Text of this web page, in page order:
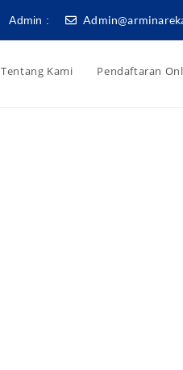
Admin :
Tentang Kami Pendaftaran